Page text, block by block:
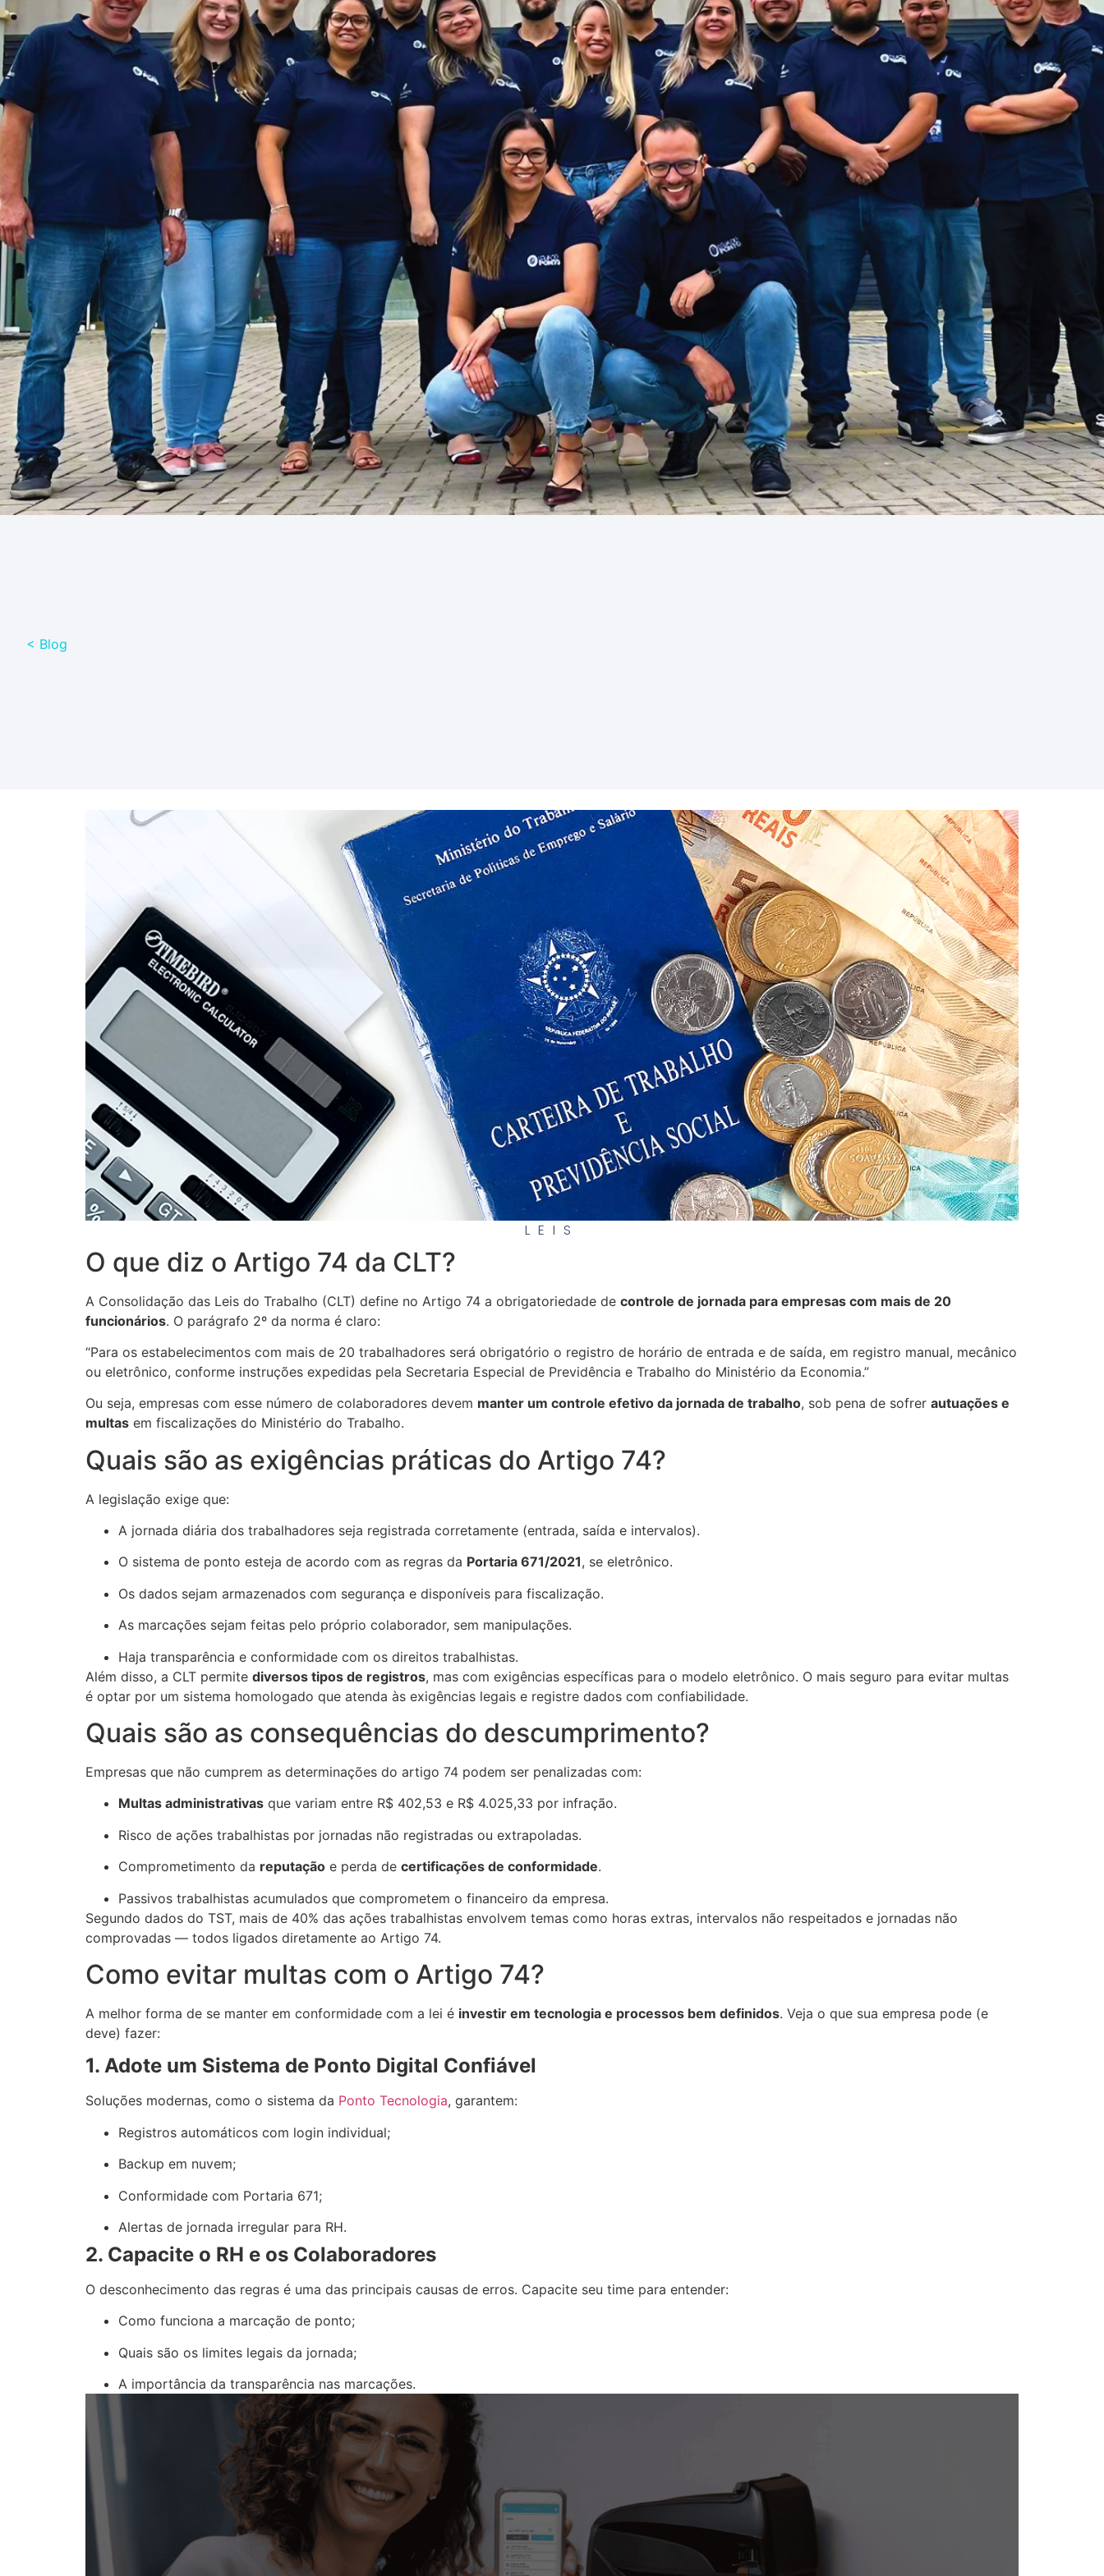
< Blog
LEIS
O que diz o Artigo 74 da CLT?
A Consolidação das Leis do Trabalho (CLT) define no Artigo 74 a obrigatoriedade de controle de jornada para empresas com mais de 20
funcionários. O parágrafo 2º da norma é claro:
“Para os estabelecimentos com mais de 20 trabalhadores será obrigatório o registro de horário de entrada e de saída, em registro manual, mecânico
ou eletrônico, conforme instruções expedidas pela Secretaria Especial de Previdência e Trabalho do Ministério da Economia.”
Ou seja, empresas com esse número de colaboradores devem manter um controle efetivo da jornada de trabalho, sob pena de sofrer autuações e
multasem fiscalizações do Ministério do Trabalho.
Quais são as exigências práticas do Artigo 74?
A legislação exige que:
A jornada diária dos trabalhadores seja registrada corretamente (entrada, saída e intervalos).
O sistema de ponto esteja de acordo com as regras da Portaria 671/2021, se eletrônico.
Os dados sejam armazenados com segurança e disponíveis para fiscalização.
As marcações sejam feitas pelo próprio colaborador, sem manipulações.
Haja transparência e conformidade com os direitos trabalhistas.
Além disso, a CLT permite diversos tipos de registros, mas com exigências específicas para o modelo eletrônico. O mais seguro para evitar multas
é optar por um sistema homologado que atenda às exigências legais e registre dados com confiabilidade.
Quais são as consequências do descumprimento?
Empresas que não cumprem as determinações do artigo 74 podem ser penalizadas com:
Multas administrativasque variam entre R$ 402,53 e R$ 4.025,33 por infração.
Risco de ações trabalhistas por jornadas não registradas ou extrapoladas.
Comprometimento da reputaçãoe perda de certificações de conformidade.
Passivos trabalhistas acumulados que comprometem o financeiro da empresa.
Segundo dados do TST, mais de 40% das ações trabalhistas envolvem temas como horas extras, intervalos não respeitados e jornadas não
comprovadas — todos ligados diretamente ao Artigo 74.
Como evitar multas com o Artigo 74?
A melhor forma de se manter em conformidade com a lei é investir em tecnologia e processos bem definidos. Veja o que sua empresa pode (e
deve) fazer:
1. Adote um Sistema de Ponto Digital Confiável
Soluções modernas, como o sistema da Ponto Tecnologia, garantem:
Registros automáticos com login individual;
Backup em nuvem;
Conformidade com Portaria 671;
Alertas de jornada irregular para RH.
2. Capacite o RH e os Colaboradores
O desconhecimento das regras é uma das principais causas de erros. Capacite seu time para entender:
Como funciona a marcação de ponto;
Quais são os limites legais da jornada;
A importância da transparência nas marcações.